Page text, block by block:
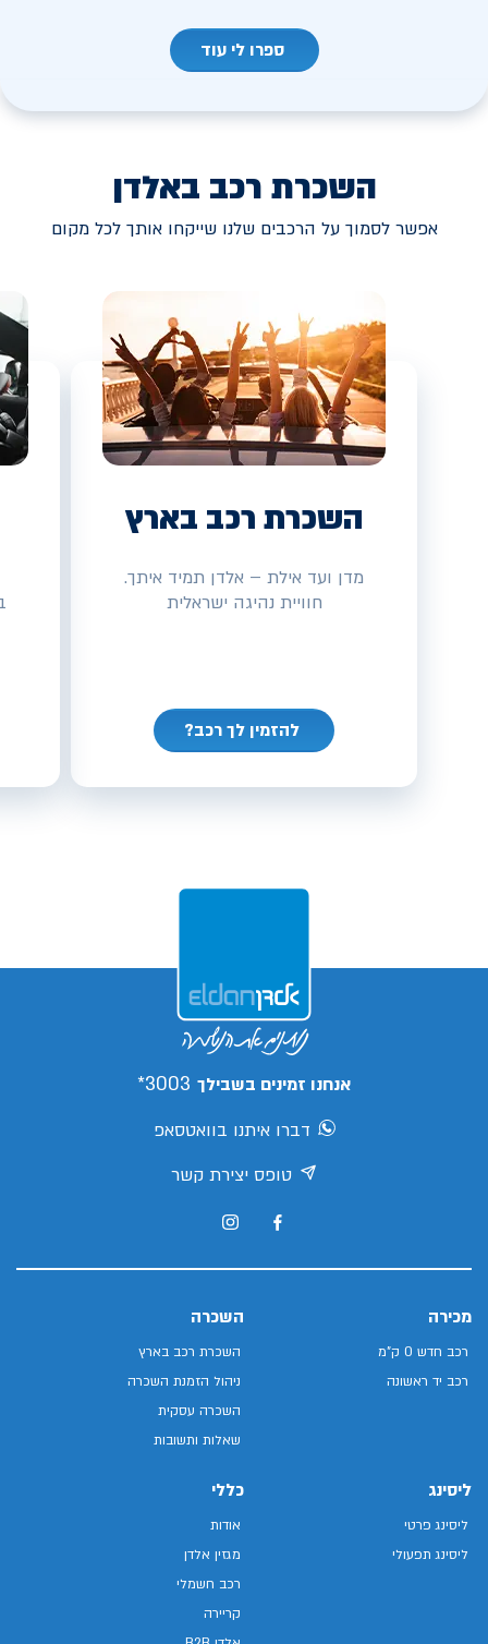
ספרו לי עוד
השכרת רכב באלדן
אפשר לסמוך על הרכבים שלנו שייקחו אותך לכל מקום
השכרת רכב בארץ
מדן ועד אילת – אלדן תמיד איתך.
חוויית נהיגה ישראלית
להזמין לך רכב?
אנחנו זמינים בשבילך 3003*
דברו איתנו בוואטסאפ
טופס יצירת קשר
מכירה
רכב חדש 0 ק"מ
רכב יד ראשונה
השכרה
השכרת רכב בארץ
ניהול הזמנת השכרה
השכרה עסקית
שאלות ותשובות
ליסינג
ליסינג פרטי
ליסינג תפעולי
כללי
אודות
מגזין אלדן
רכב חשמלי
קריירה